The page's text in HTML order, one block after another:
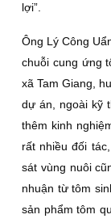
lợi”.
Ông Lý Công
chuỗi cung ứng
xã Tam Giang,
dự án, ngoài kỹ
thêm kinh
rất nhiều đối
sát vùng nuôi
nhuận từ tôm
sản phẩm tôm